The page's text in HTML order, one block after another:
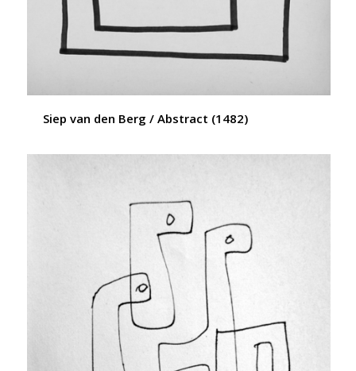
Siep van den Berg / Abstract (1482)